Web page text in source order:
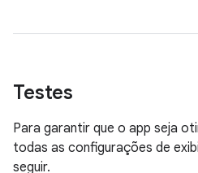
Testes
Para garantir que o app seja
todas as configurações de
seguir.